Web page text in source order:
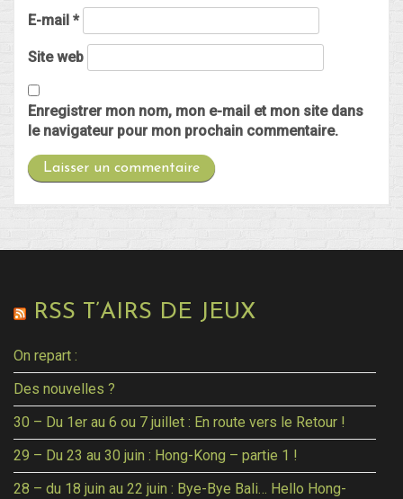
E-mail *
Site web
Enregistrer mon nom, mon e-mail et mon site dans
le navigateur pour mon prochain commentaire.
RSS T’AIRS DE JEUX
On repart :
Des nouvelles ?
30 – Du 1er au 6 ou 7 juillet : En route vers le Retour !
29 – Du 23 au 30 juin : Hong-Kong – partie 1 !
28 – du 18 juin au 22 juin : Bye-Bye Bali… Hello Hong-